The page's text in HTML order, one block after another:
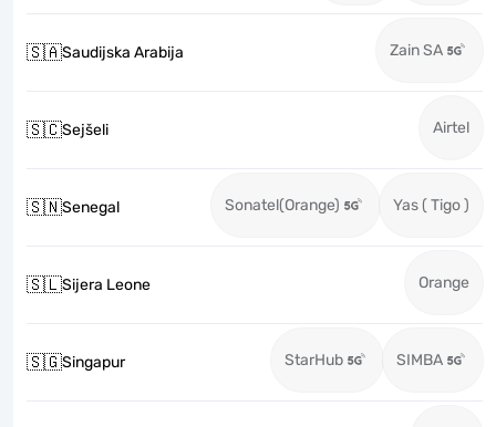
🇸🇦Saudijska Arabija Zain SA
🇸🇨Sejšeli Airtel
🇸🇳Senegal Sonatel(Orange) Yas ( Tigo )
🇸🇱Sijera Leone Orange
🇸🇬Singapur StarHub SIMBA